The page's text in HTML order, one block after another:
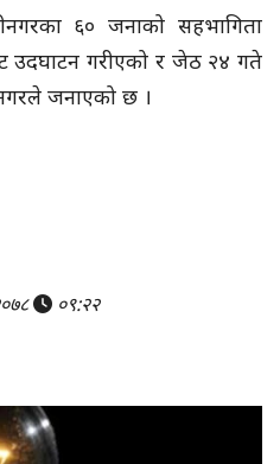
६० जनाको सहभागिता
उदघाटन गरीएको र जेठ २४ गते
जनाएको छ ।
०९:२२